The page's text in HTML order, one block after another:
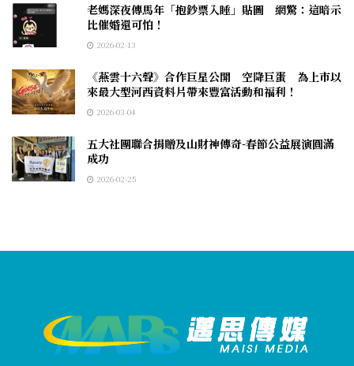
老媽深夜傳馬年「抱鈔票入睡」貼圖 網驚：這暗示
比催婚還可怕！
2026-02-13
《燕雲十六聲》合作巨星公開 空降巨蛋 為上市以
來最大型河西資料片帶來豐富活動和福利！
2026-03-04
五大社團聯合捐贈及山財神傳奇-春節公益展演圓滿
成功
2026-02-25